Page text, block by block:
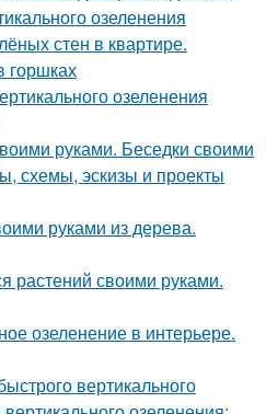
озеленения
стен в квартире.
горшках
озеленения
руками. Беседки своими
схемы, эскизы и проекты
руками из дерева.
растений своими руками.
озеленение в интерьере.
вертикального